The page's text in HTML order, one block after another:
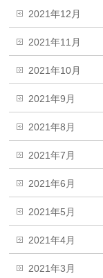
2021年12月
2021年11月
2021年10月
2021年9月
2021年8月
2021年7月
2021年6月
2021年5月
2021年4月
2021年3月